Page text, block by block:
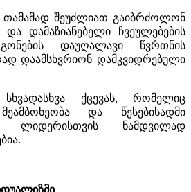
თამამად შეუძლიათ გაიბრძოლონ
დამაზიანებელი ჩვეულებების
დაუღალავი წვრთნის
დაამსხვრიონ დამკვიდრებული
ქცევას, რომელიც
და წესებისადმი
ლიდერისთვის ნამდვილად